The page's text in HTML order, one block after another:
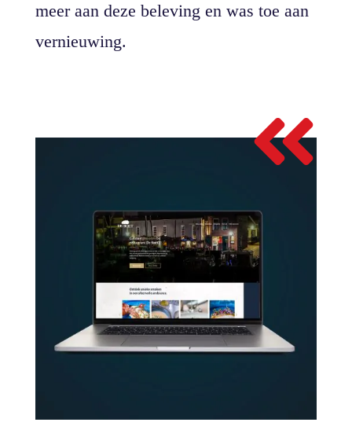
meer aan deze beleving en was toe aan
vernieuwing.
